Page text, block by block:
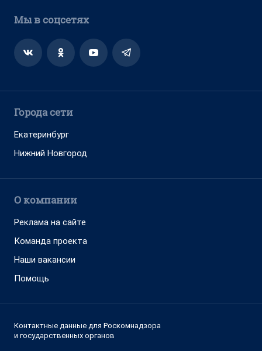
Мы в соцсетях
Города сети
Екатеринбург
Нижний Новгород
О компании
Реклама на сайте
Команда проекта
Наши вакансии
Помощь
Контактные данные для Роскомнадзора
и государственных органов